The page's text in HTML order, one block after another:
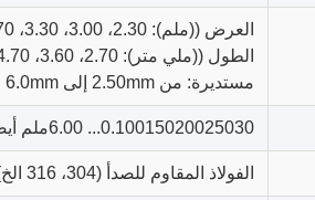
العرض ((ملم): 2.30، 3.00، 3.30، 3.70
الطول ((ملي متر): 2.70، 3.60، 4.70، 5.60، 6.30
مستديرة: من 2.50mm إلى 6.0mm
0.10015020025030... 6.00ملم أيضاً على الطلب
الفولاذ المقاوم للصدأ (304، 316 الخ)